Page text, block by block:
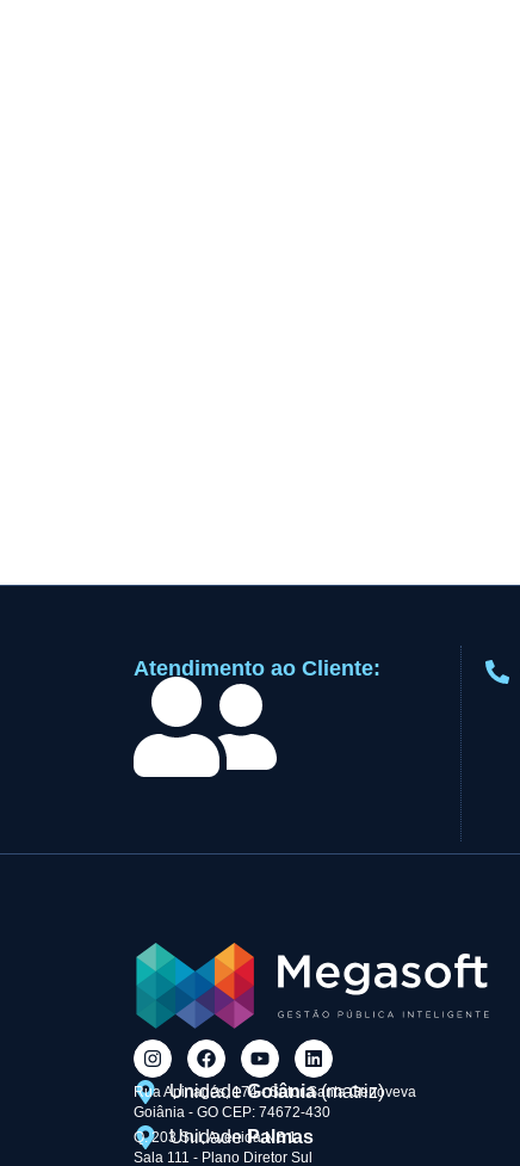
Atendimento ao Cliente:
UnidadeGoiânia(matriz)
Rua Apinagés, 174 - Setor Santa Genoveva
Goiânia - GO CEP: 74672-430
UnidadePalmas
Q. 203 Sul, Avenida NS 1
Sala 111 - Plano Diretor Sul